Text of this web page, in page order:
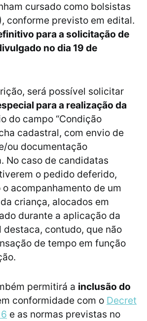
cursado como bolsistas
conforme previsto em edital.
para a solicitação de
no dia 19 de
será possível solicitar
para a realização da
do campo “Condição
cadastral, com envio de
ou documentação
No caso de candidatas
o pedido deferido,
acompanhamento de um
criança, alocados em
durante a aplicação da
destaca, contudo, que não
de tempo em função
permitirá a inclusão do
conformidade com o Decret
e as normas previstas no